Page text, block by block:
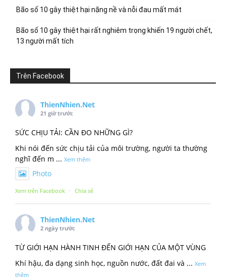
Bão số 10 gây thiệt hại nặng nề và nỗi đau mất mát
Bão số 10 gây thiệt hại rất nghiêm trọng khiến 19 người chết,
13 người mất tích
Trên Facebook
ThienNhien.Net
21 giờ trước
SỨC CHỊU TẢI: CẦN ĐO NHỮNG GÌ?
Khi nói đến sức chịu tải của môi trường, người ta thường
nghĩ đến m ... Xem thêm
Photo
Xem trên Facebook · Chia sẻ
ThienNhien.Net
2 ngày trước
TỪ GIỚI HẠN HÀNH TINH ĐẾN GIỚI HẠN CỦA MỘT VÙNG
Khí hậu, đa dạng sinh học, nguồn nước, đất đai và ... Xem
thêm